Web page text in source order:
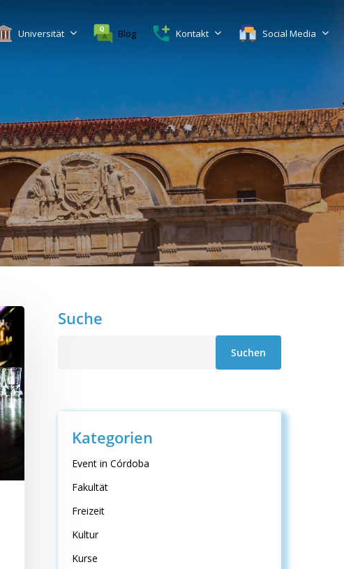
Universität Blog Kontakt Social Media
Suche
Suchen
Kategorien
Event in Córdoba
Fakultät
Freizeit
Kultur
Kurse